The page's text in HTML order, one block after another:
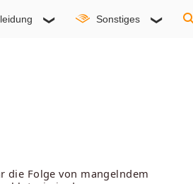
Sonstiges
die Folge von mangelndem